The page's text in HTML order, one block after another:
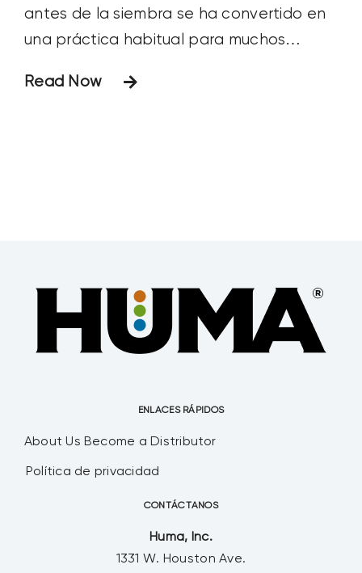
antes de la siembra se ha convertido en
una práctica habitual para muchos
problemas de disponibilidad del
Read Now
ENLACES RÁPIDOS
About Us Become a Distributor
Política de privacidad
CONTÁCTANOS
Huma, Inc.
1331 W. Houston Ave.